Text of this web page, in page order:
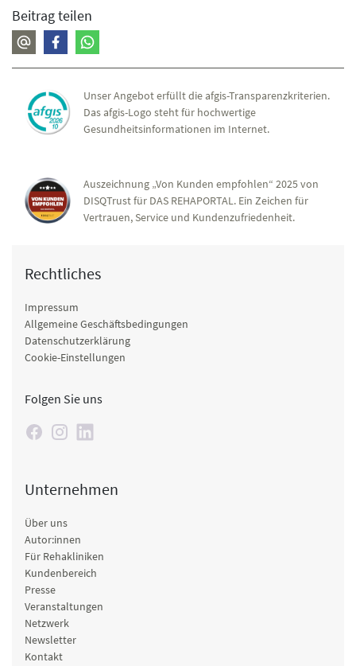
Beitrag teilen
Unser Angebot erfüllt die afgis-Transparenzkriterien.
Das afgis-Logo steht für hochwertige
Gesundheitsinformationen im Internet.
Auszeichnung „Von Kunden empfohlen“ 2025 von
DISQTrust für DAS REHAPORTAL. Ein Zeichen für
Vertrauen, Service und Kundenzufriedenheit.
Rechtliches
Impressum
Allgemeine Geschäftsbedingungen
Datenschutzerklärung
Cookie-Einstellungen
Folgen Sie uns
Unternehmen
Über uns
Autor:innen
Für Rehakliniken
Kundenbereich
Presse
Veranstaltungen
Netzwerk
Newsletter
Kontakt